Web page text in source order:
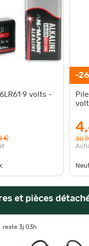
9 volts -
€
-
au
et pièces
reste 3j 03h